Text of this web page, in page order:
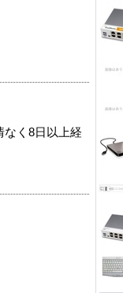
なく8日以上経